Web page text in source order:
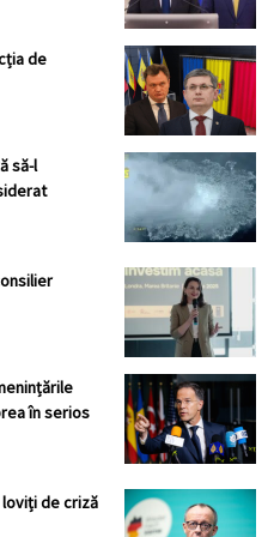
de
să-l
în serios
loviți de criză